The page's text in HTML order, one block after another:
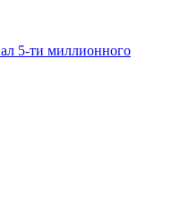
5-ти миллионного